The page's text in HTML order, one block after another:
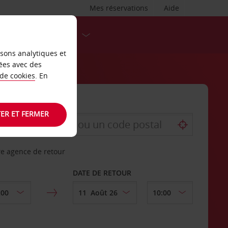
Aide
Mes réservations
agence de retour
DATE DE RETOUR
analytiques et
avec des
cookies. En
ET FERMER